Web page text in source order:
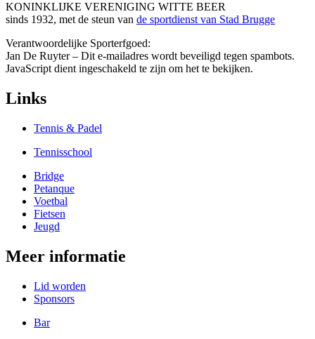
KONINKLIJKE VERENIGING WITTE BEER
sinds 1932, met de steun van de sportdienst van Stad Brugge
Verantwoordelijke Sporterfgoed:
Jan De Ruyter – Dit e-mailadres wordt beveiligd tegen spambots.
JavaScript dient ingeschakeld te zijn om het te bekijken.
Links
Tennis & Padel
Tennisschool
Bridge
Petanque
Voetbal
Fietsen
Jeugd
Meer informatie
Lid worden
Sponsors
Bar